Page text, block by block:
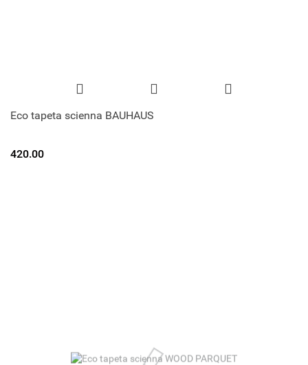
Eco tapeta scienna BAUHAUS
420.00